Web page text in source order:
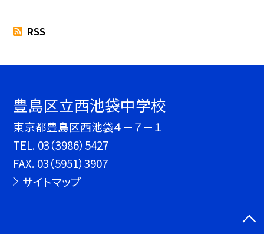
RSS
豊島区立西池袋中学校
東京都豊島区西池袋４－７－１
TEL. 03（3986）5427
FAX. 03（5951）3907
サイトマップ